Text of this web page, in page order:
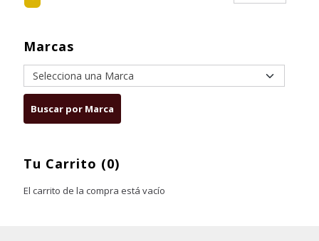
Marcas
Tu Carrito (0)
El carrito de la compra está vacío